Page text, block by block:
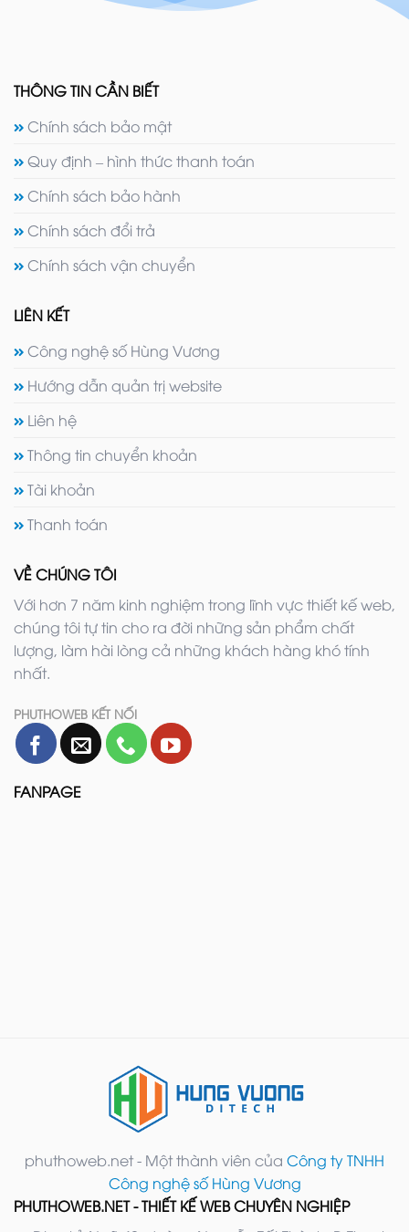
THÔNG TIN CẦN BIẾT
Chính sách bảo mật
Quy định – hình thức thanh toán
Chính sách bảo hành
Chính sách đổi trả
Chính sách vận chuyển
LIÊN KẾT
Công nghệ số Hùng Vương
Hướng dẫn quản trị website
Liên hệ
Thông tin chuyển khoản
Tài khoản
Thanh toán
VỀ CHÚNG TÔI
Với hơn 7 năm kinh nghiệm trong lĩnh vực thiết kế web,
chúng tôi tự tin cho ra đời những sản phẩm chất
lượng, làm hài lòng cả những khách hàng khó tính
nhất.
PHUTHOWEB KẾT NỐI
FANPAGE
phuthoweb.net - Một thành viên của Công ty TNHH
Công nghệ số Hùng Vương
PHUTHOWEB.NET - THIẾT KẾ WEB CHUYÊN NGHIỆP